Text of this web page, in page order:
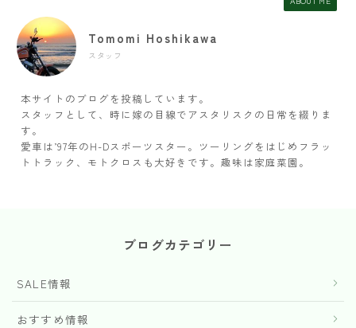
Tomomi Hoshikawa
スタッフ
本サイトのブログを投稿しています。
スタッフとして、時に嫁の目線でアスタリスクの日常を綴りま
す。
愛車は’97年のH-Dスポーツスター。ツーリングをはじめフラッ
トトラック、モトクロスも大好きです。趣味は家庭菜園。
ブログカテゴリー
SALE情報
おすすめ情報